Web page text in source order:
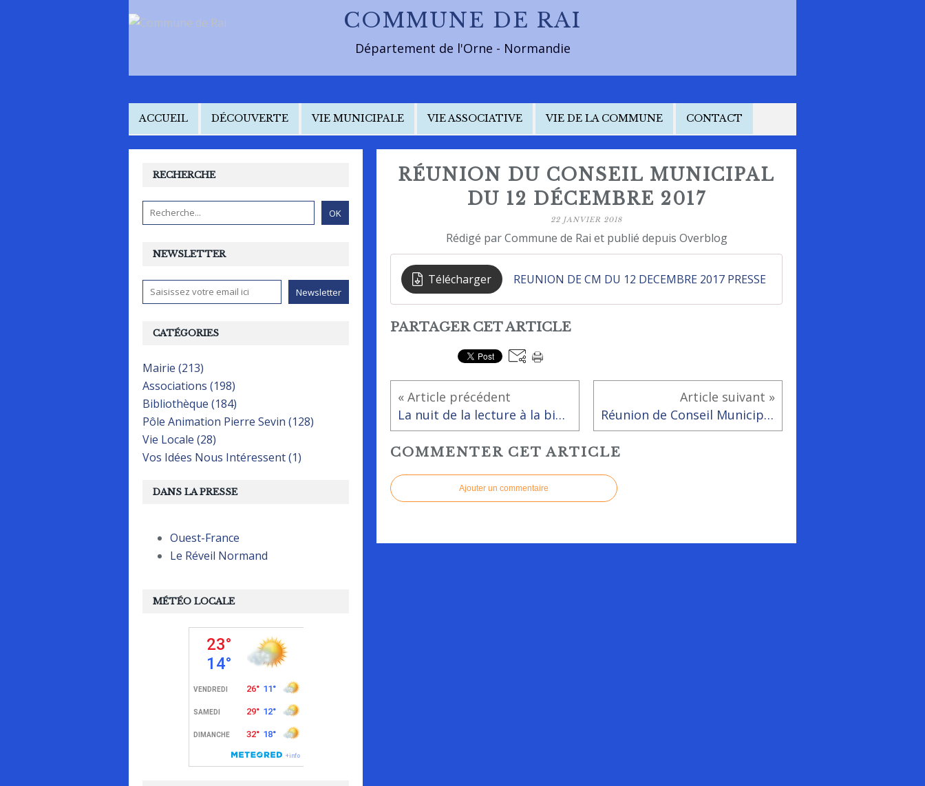
COMMUNE DE RAI
Département de l'Orne - Normandie
ACCUEIL DÉCOUVERTE VIE MUNICIPALE VIE ASSOCIATIVE VIE DE LA COMMUNE CONTACT
RÉUNION DU CONSEIL MUNICIPAL
DU 12 DÉCEMBRE 2017
22 JANVIER 2018
Rédigé par Commune de Rai et publié depuis Overblog
Télécharger REUNION DE CM DU 12 DECEMBRE 2017 PRESSE
PARTAGER CET ARTICLE
« Article précédent
La nuit de la lecture à la bibliothèque de Rai
Article suivant »
Réunion de Conseil Municipal du 09 janvier 2018
COMMENTER CET ARTICLE
Ajouter un commentaire
NEWSLETTER
RECHERCHE
CATÉGORIES
Mairie (213)
Associations (198)
Bibliothèque (184)
Pôle Animation Pierre Sevin (128)
Vie Locale (28)
Vos Idées Nous Intéressent (1)
MÉTÉO LOCALE
DANS LA PRESSE
Ouest-France
Le Réveil Normand